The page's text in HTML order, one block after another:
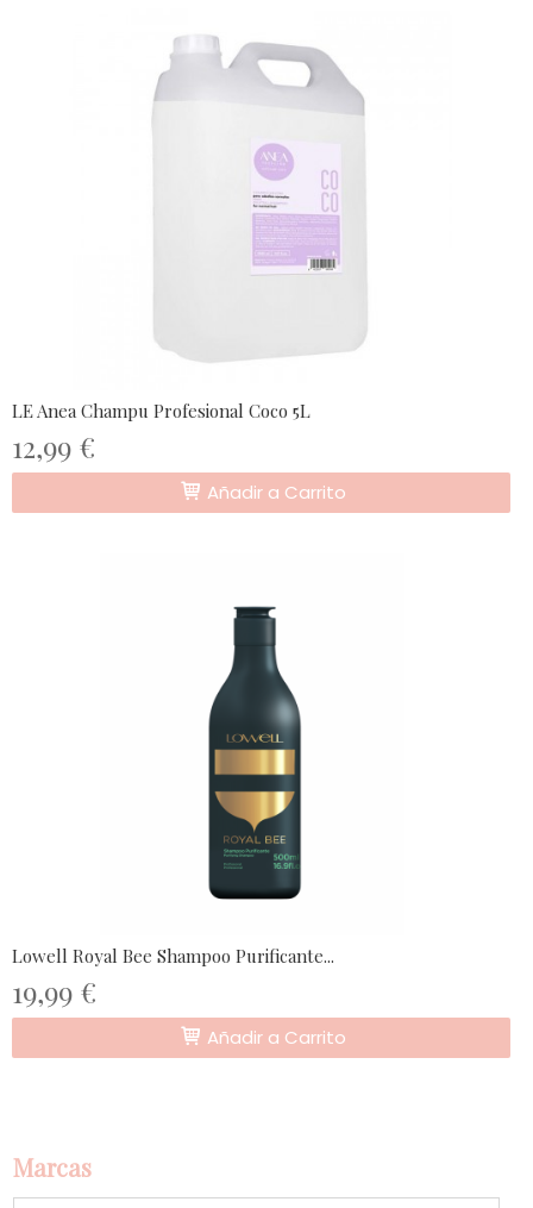
Marcas
LE Anea Champu Profesional Coco 5L
12,99 €
Añadir a Carrito
Lowell Royal Bee Shampoo Purificante...
19,99 €
Añadir a Carrito